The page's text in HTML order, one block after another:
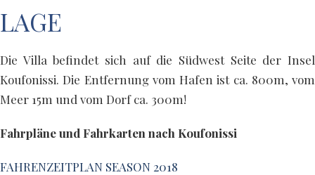
LAGE
Die Villa befindet sich auf die Südwest Seite der Insel
Koufonissi. Die Entfernung vom Hafen ist ca. 800m, vom
Meer 15m und vom Dorf ca. 300m!
Fahrpläne und Fahrkarten nach Koufonissi
FAHRENZEITPLAN SEASON 2018